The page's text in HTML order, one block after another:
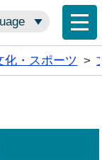
化・スポーツ >